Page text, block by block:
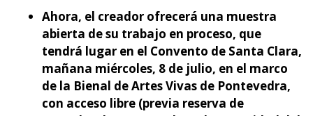
Ahora, el creador ofrecerá una muestra
abierta de su trabajo en proceso, que
tendrá lugar en el Convento de Santa Clara,
mañana miércoles, 8 de julio, en el marco
de la Bienal de Artes Vivas de Pontevedra,
con acceso libre (previa reserva de